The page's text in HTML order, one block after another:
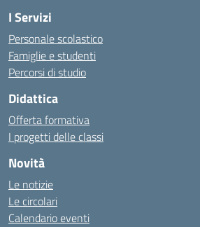
I Servizi
Personale scolastico
Famiglie e studenti
Percorsi di studio
Didattica
Offerta formativa
I progetti delle classi
Novità
Le notizie
Le circolari
Calendario eventi